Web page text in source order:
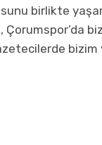
birlikte
bizim